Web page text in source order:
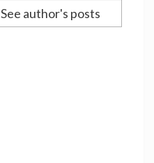
See author's posts